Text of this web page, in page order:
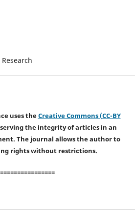
uses theCreative Commons (CC-BY
the integrity of articles in an
The journal allows the author to
rights without restrictions.